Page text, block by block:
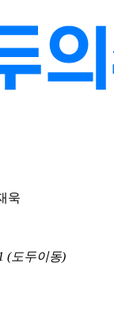
욱
(도두이동)